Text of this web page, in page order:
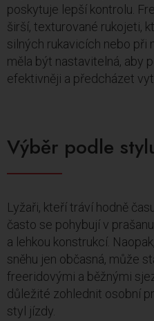
poskytuje lepší kontrolu.
širší, texturované rukojeti,
silných rukavicích nebo při
měla být nastavitelná, aby
efektivněji a předcházet
Výběr podle
Lyžaři, kteří tráví hodně
často se pohybují v
a lehkou konstrukcí.
sněhu jen občasná, může
freeridovými a běžnými
důležité zohlednit osobní
styl jízdy.